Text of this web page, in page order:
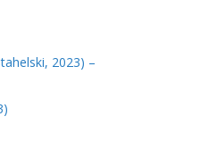
2023) –